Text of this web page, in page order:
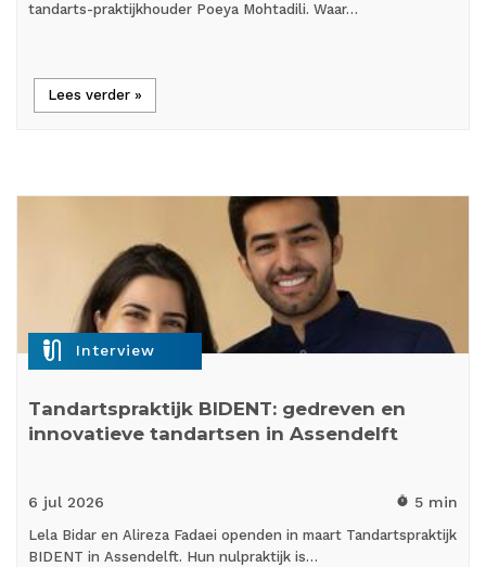
tandarts-praktijkhouder Poeya Mohtadili. Waar…
Lees verder »
mic_external_on Interview
Tandartspraktijk BIDENT: gedreven en
innovatieve tandartsen in Assendelft
6 jul 2026 timer 5 min
Lela Bidar en Alireza Fadaei openden in maart Tandartspraktijk
BIDENT in Assendelft. Hun nulpraktijk is…